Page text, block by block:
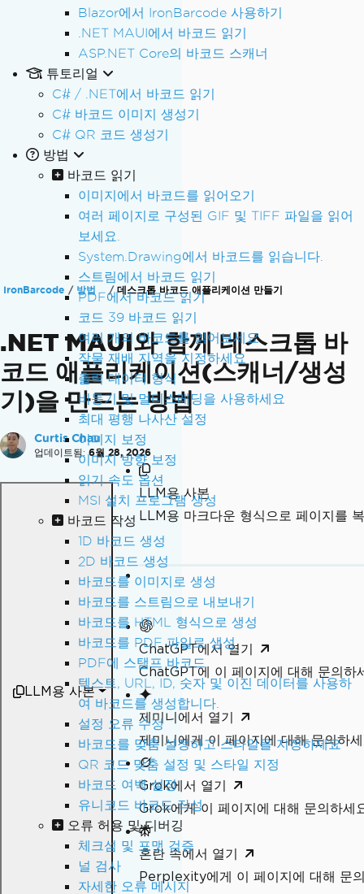
Blazor에서 IronBarcode 사용하기
.NET MAUI에서 바코드 읽기
ASP.NET Core의 바코드 스캐너
튜토리얼
C# / .NET에서 바코드 읽기
C# 바코드 이미지 생성기
C# QR 코드 생성기
방법
바코드 읽기
이미지에서 바코드를 읽어오기
여러 페이지로 구성된 GIF 및 TIFF 파일을 읽어
보세요.
System.Drawing에서 바코드를 읽습니다.
스트림에서 바코드 읽기
PDF에서 바코드 읽기
코드 39 바코드 읽기
여러 개의 바코드를 읽어보세요
작물 재배 지역을 지정하세요
출력 데이터 형식
비동기 및 멀티스레딩을 사용하세요
최대 평행 나사산 설정
이미지 보정
이미지 방향 보정
읽기 속도 옵션
MSI 설치 프로그램 생성
바코드 작성
1D 바코드 생성
2D 바코드 생성
바코드를 이미지로 생성
바코드를 스트림으로 내보내기
바코드를 HTML 형식으로 생성
바코드를 PDF 파일로 생성
PDF에 스탬프 바코드
텍스트, URL, ID, 숫자 및 이진 데이터를 사용하
여 바코드를 생성합니다.
설정 오류 수정
바코드를 맞춤 설정하고 스타일을 지정하세요
QR 코드 맞춤 설정 및 스타일 지정
바코드 여백 설정
유니코드 바코드 작성
오류 허용 및 디버깅
체크섬 및 포맷 검증
널 검사
자세한 오류 메시지
IronBarcode 방법 데스크톱 바코드 애플리케이션 만들기
.NET MAUI와 함께 데스크톱 바
코드 애플리케이션(스캐너/생성
기)을 만드는 방법
Curtis Chau
업데이트됨: 6월 28, 2026
LLM용 사본
LLM용 사본
LLM용 마크다운 형식으로 페이지를
ChatGPT에서 열기
ChatGPT에 이 페이지에 대해 문의하
제미니에서 열기
제미니에게 이 페이지에 대해 문의하
Grok에서 열기
Grok에게 이 페이지에 대해 문의하세
혼란 속에서 열기
Perplexity에게 이 페이지에 대해 문